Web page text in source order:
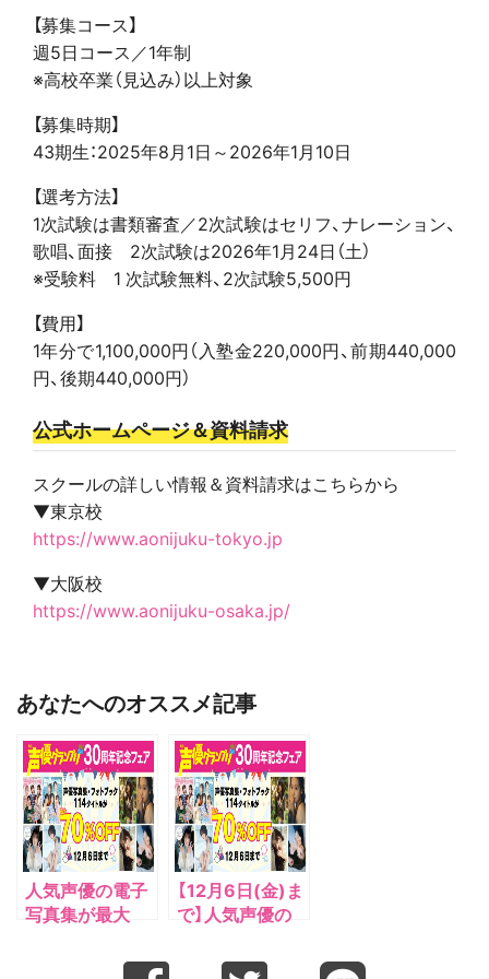
【募集コース】
週5日コース／1年制
※高校卒業（見込み）以上対象
【募集時期】
43期生：2025年8月1日～2026年1月10日
【選考方法】
1次試験は書類審査／2次試験はセリフ、ナレーション、
歌唱、面接 2次試験は2026年1月24日（土）
※受験料 1 次試験無料、2次試験5,500円
【費用】
1年分で1,100,000円（入塾金220,000円、前期440,000
円、後期440,000円）
公式ホームページ＆資料請求
スクールの詳しい情報＆資料請求はこちらから
▼東京校
https://www.aonijuku-tokyo.jp
▼大阪校
https://www.aonijuku-osaka.jp/
あなたへのオススメ記事
人気声優の電子
写真集が最大
グランプリ30周
【12月6日(金)ま
で】人気声優の
大70%OFF！「声